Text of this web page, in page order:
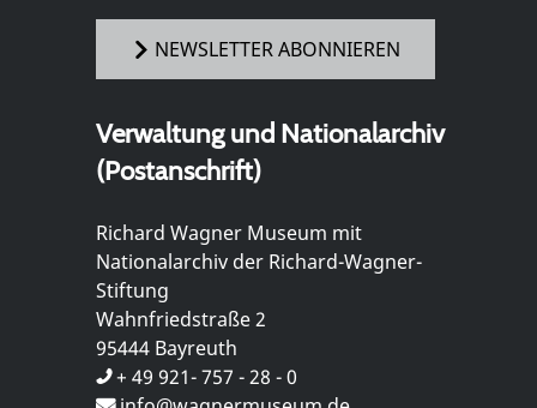
NEWSLETTER ABONNIEREN
Verwaltung und Nationalarchiv
(Postanschrift)
Richard Wagner Museum mit
Nationalarchiv der Richard-Wagner-
Stiftung
Wahnfriedstraße 2
95444 Bayreuth
+ 49 921- 757 - 28 - 0